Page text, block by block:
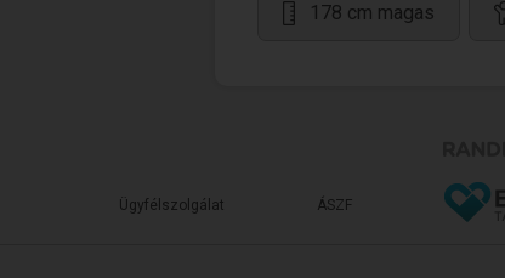
178 cm magas
Ügyfélszolgálat ÁSZF